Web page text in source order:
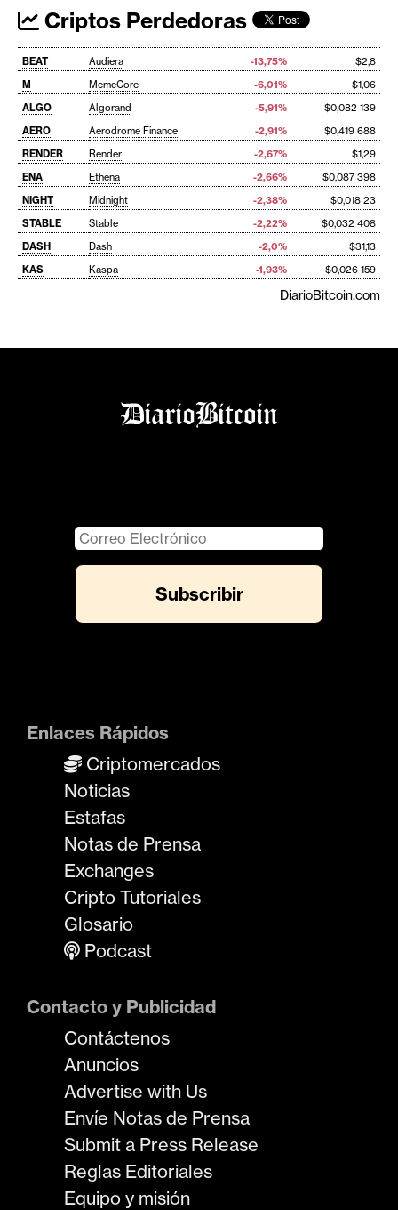
Criptos Perdedoras
BEAT Audiera -13,75%
$2,8
M
MemeCore -6,01%
$1,06
ALGO
Algorand -5,91%
$0,082 139
AERO
Aerodrome Finance -2,91%
$0,419 688
RENDER
Render -2,67%
$1,29
ENA
Ethena -2,66%
$0,087 398
NIGHT
Midnight -2,38%
$0,018 23
STABLE
Stable -2,22%
$0,032 408
DASH
Dash -2,0%
$31,13
KAS
Kaspa -1,93% $0,026 159
DiarioBitcoin.com
Enlaces Rápidos
Criptomercados
Noticias
Estafas
Notas de Prensa
Exchanges
Cripto Tutoriales
Glosario
Podcast
Contacto y Publicidad
Contáctenos
Anuncios
Advertise with Us
Envíe Notas de Prensa
Submit a Press Release
Reglas Editoriales
Equipo y misión